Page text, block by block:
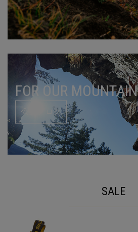
FOR OUR MOUNTAIN
公式ブログ
SALE